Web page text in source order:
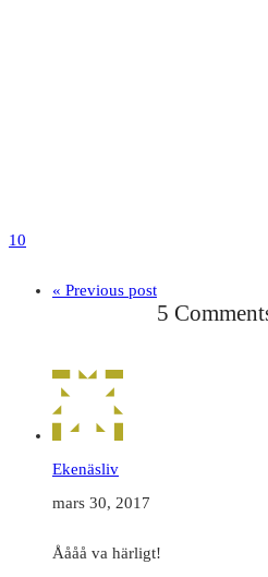
10
« Previous post
5
Ekenäsliv
mars 30, 2017
Åååå va härligt!